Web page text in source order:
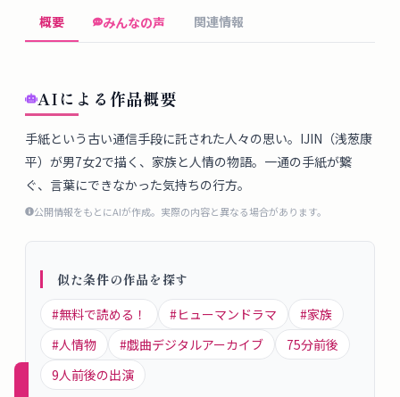
ル
ロ
グ
概
要
グ
イ
新規
概要 みんなの声 関連情報
AIによる作品概要
手紙という古い通信手段に託された人々の思い。IJIN（浅葱康
平）が男7女2で描く、家族と人情の物語。一通の手紙が繋
ぐ、言葉にできなかった気持ちの行方。
公開情報をもとにAIが作成。実際の内容と異なる場合があります。
似た条件の作品を探す
#無料で読める！ #ヒューマンドラマ #家族
#人情物 #戯曲デジタルアーカイブ 75分前後
9人前後の出演